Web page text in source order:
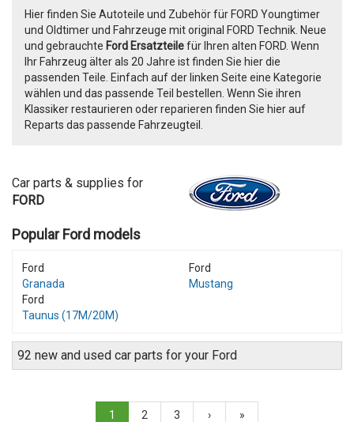
Hier finden Sie Autoteile und Zubehör für FORD Youngtimer
und Oldtimer und Fahrzeuge mit original FORD Technik. Neue
und gebrauchte Ford Ersatzteilefür Ihren alten FORD. Wenn
Ihr Fahrzeug älter als 20 Jahre ist finden Sie hier die
passenden Teile. Einfach auf der linken Seite eine Kategorie
wählen und das passende Teil bestellen. Wenn Sie ihren
Klassiker restaurieren oder reparieren finden Sie hier auf
Reparts das passende Fahrzeugteil.
Car parts & supplies for
FORD
Popular Ford models
Ford
Granada
Ford
Mustang
Ford
Taunus (17M/20M)
92 new and used car parts for your Ford
1 2 3 › »